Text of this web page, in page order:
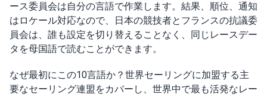
ース委員会は自分の言語で作業します。結果、順位、通知
はロケール対応なので、日本の競技者とフランスの抗議委
員会は、誰も設定を切り替えることなく、同じレースデー
タを母国語で読むことができます。
なぜ最初にこの10言語か？世界セーリングに加盟する主
要なセーリング連盟をカバーし、世界中で最も活発なレー